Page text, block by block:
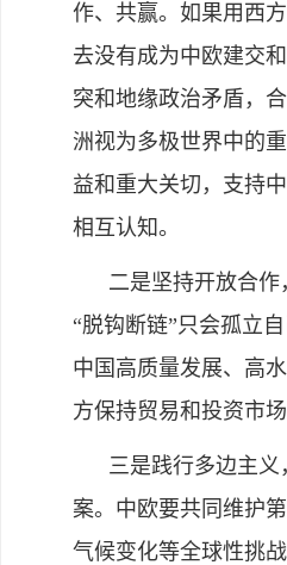
作、共赢。如果用西
去没有成为中欧建交
突和地缘政治矛盾，
洲视为多极世界中的
益和重大关切，支持
相互认知。
二是坚持开放合作
“脱钩断链”只会孤立
中国高质量发展、高
方保持贸易和投资市
三是践行多边主义
案。中欧要共同维护
气候变化等全球性挑